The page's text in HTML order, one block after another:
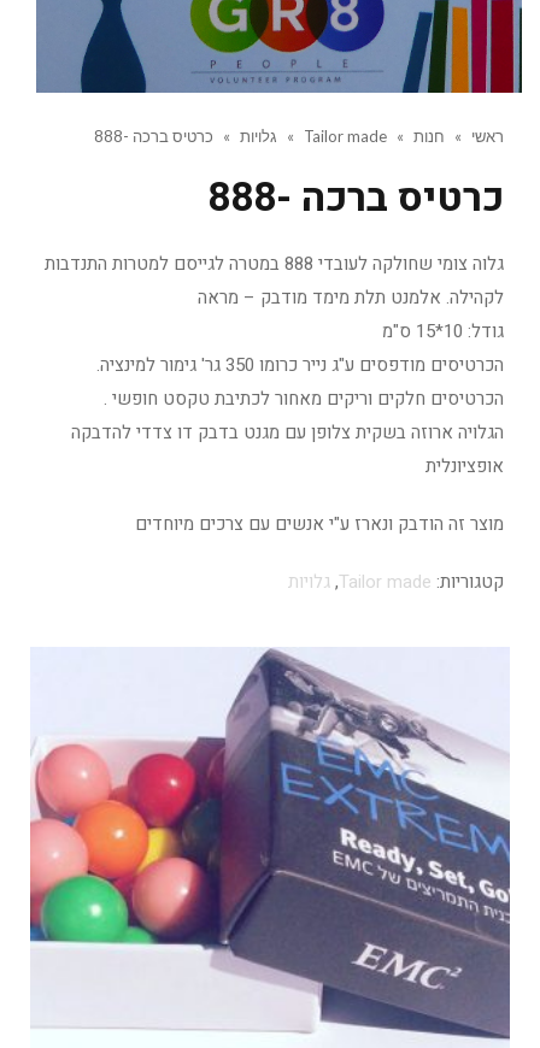
ראשי » חנות »
Tailor made
» גלויות » כרטיס ברכה -888
כרטיס ברכה -888
גלוה צומי שחולקה לעובדי 888 במטרה לגייסם למטרות התנדבות
לקהילה. אלמנט תלת מימד מודבק – מראה
גודל: 10*15 ס"מ
הכרטיסים מודפסים ע"ג נייר כרומו 350 גר' גימור למינציה.
הכרטיסים חלקים וריקים מאחור לכתיבת טקסט חופשי .
הגלויה ארוזה בשקית צלופן עם מגנט בדבק דו צדדי להדבקה
אופציונלית
מוצר זה הודבק ונארז ע"י אנשים עם צרכים מיוחדים
קטגוריות: Tailor made
,גלויות